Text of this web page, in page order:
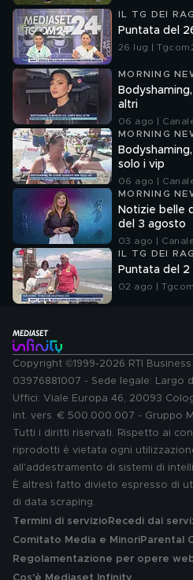
IL TG DEI
Puntata del
26 lug |
MORNING
altri
06 ago |
MORNING
solo i vip
06 ago |
MORNING
Notizie belle
del 3 agosto
03 ago |
IL TG DEI
Puntata del 2
02 ago |
Copyright ©1999-2026 RTI Business
03976881007 - Sede legale: Largo
Uffici: Viale Europa 46, 20093
int. vers. € 500.000.007 - Gruppo
Tutti i diritti riservati. Rispetto ai
riprodotti è vietata ogni
all'addestramento di sistemi di
È altresì fatto divieto espresso di
di data scraping.
Termini di servizio Recedi dai
Comitato Media e MinoriParental
Regolamentazione per opere